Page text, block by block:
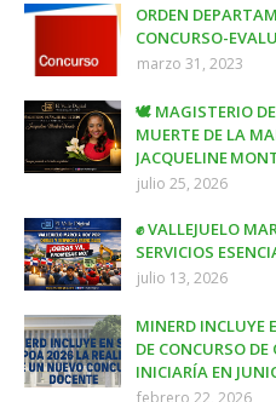
ORDEN
CONCURSO-
marzo 31, 2023
🕊️ MAGISTERIO DE
MUERTE DE LA
JACQUELINE
julio 25, 2026
✊ VALLEJUELO
SERVICIOS
julio 13, 2026
MINERD INCLUYE
DE CONCURSO
INICIARÍA EN
febrero 22, 2026